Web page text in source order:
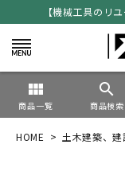
【機械工具のリ
view_module
商品一覧
search
商品検索
HOME 土木建築、